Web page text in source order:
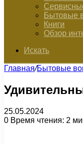
Бытовые
Книги
Обзор
Искать
Главная/Бытовые
25.05.2024
0 Время чтения: 2